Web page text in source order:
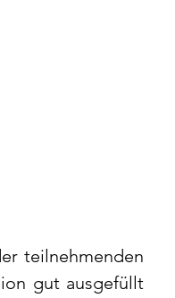
teilnehmenden
gut ausgefüllt